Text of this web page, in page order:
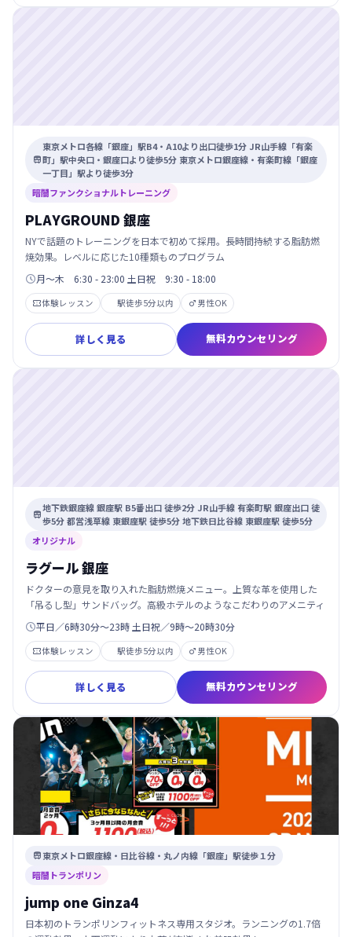

東京メトロ各線「銀座」駅B4・A10より出口徒歩1分 JR山手線「有楽
町」駅中央口・銀座口より徒歩5分 東京メトロ銀座線・有楽町線「銀座
一丁目」駅より徒歩3分
暗闇ファンクショナルトレーニング
PLAYGROUND 銀座
NYで話題のトレーニングを日本で初めて採用。長時間持続する脂肪燃
焼効果。レベルに応じた10種類ものプログラム
月～木 6:30 - 23:00 土日祝 9:30 - 18:00
体験レッスン 駅徒歩5分以内  男性OK
詳しく見る 無料カウンセリング

地下鉄銀座線 銀座駅 B5番出口 徒歩2分 JR山手線 有楽町駅 銀座出口 徒
歩5分 都営浅草線 東銀座駅 徒歩5分 地下鉄日比谷線 東銀座駅 徒歩5分
オリジナル
ラグール 銀座
ドクターの意見を取り入れた脂肪燃焼メニュー。上質な革を使用した
「吊るし型」サンドバッグ。高級ホテルのようなこだわりのアメニティ
平日／6時30分～23時 土日祝／9時〜20時30分
体験レッスン 駅徒歩5分以内  男性OK
詳しく見る 無料カウンセリング
 東京メトロ銀座線・日比谷線・丸ノ内線「銀座」駅徒歩１分
暗闇トランポリン
jump one Ginza4
日本初のトランポリンフィットネス専用スタジオ。ランニングの1.7倍